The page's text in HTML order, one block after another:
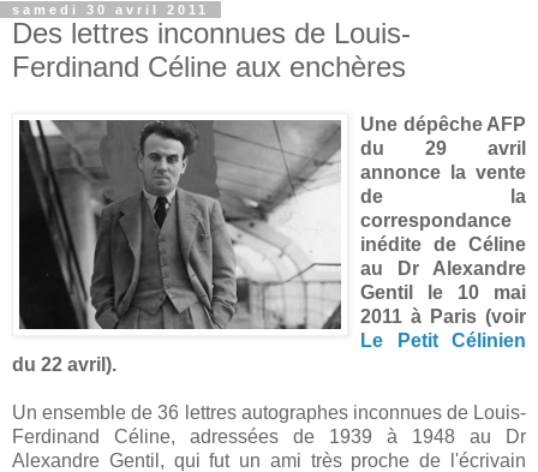
samedi 30 avril 2011
Des lettres inconnues de Louis-
Ferdinand Céline aux enchères
Une dépêche AFP
du 29 avril
annonce la vente
de la
correspondance
inédite de Céline
au Dr Alexandre
Gentil le 10 mai
2011 à Paris (voir
Le Petit Célinien
du 22 avril).
Un ensemble de 36 lettres autographes inconnues de Louis-
Ferdinand Céline, adressées de 1939 à 1948 au Dr
Alexandre Gentil, qui fut un ami très proche de l'écrivain